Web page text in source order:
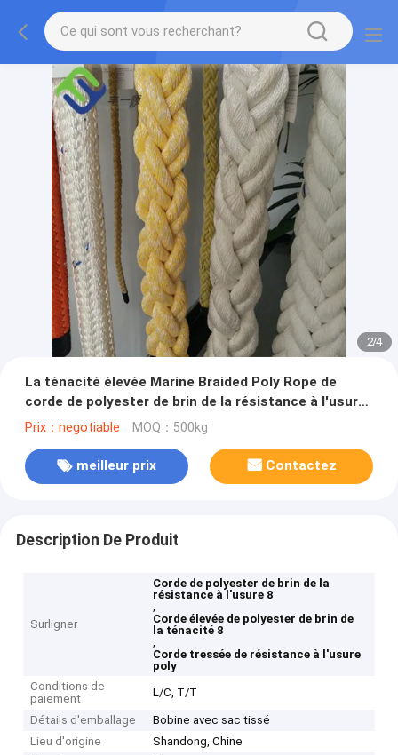
2/4
La ténacité élevée Marine Braided Poly Rope de
corde de polyester de brin de la résistance à l'usure
8Prix：negotiable MOQ：500kg
meilleur prix Contactez
Description De Produit
Surligner
Corde de polyester de brin de la
résistance à l'usure 8
,
Corde élevée de polyester de brin de
la ténacité 8
,
Corde tressée de résistance à l'usure
poly
Conditions de
paiement
L/C, T/T
Détails d'emballage
Bobine avec sac tissé
Lieu d'origine
Shandong, Chine